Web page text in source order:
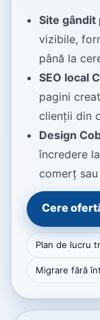
Site
vizibile,
până la
SEO local
pagini
clienții din
Design
încredere
comerț
Cere
Plan de lucru
Migrare fără